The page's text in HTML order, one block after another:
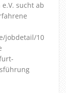
sucht ab
10000-